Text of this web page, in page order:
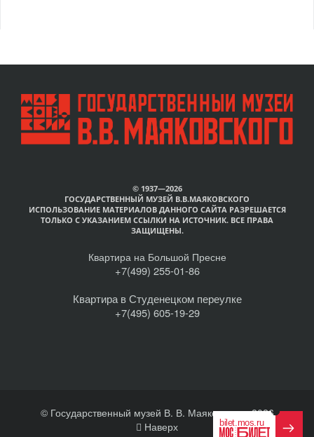
© 1937—2026
ГОСУДАРСТВЕННЫЙ МУЗЕЙ В.В.МАЯКОВСКОГО
ИСПОЛЬЗОВАНИЕ МАТЕРИАЛОВ ДАННОГО САЙТА РАЗРЕШАЕТСЯ
ТОЛЬКО С УКАЗАНИЕМ ССЫЛКИ НА ИСТОЧНИК. ВСЕ ПРАВА
ЗАЩИЩЕНЫ.
Квартира на Большой Пресне
+7(499) 255-01-86
Квартира в Студенецком переулке
+7(495) 605-19-29
© Государственный музей В. В. Маяковского, 2026
Наверх